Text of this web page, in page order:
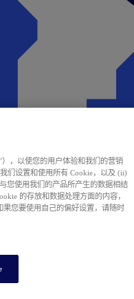
），以使您的用户体验和我们的营销
们设置和使用所有 Cookie，以及 (ii)
您使用我们的产品所产生的数据相结
的存放和数据处理方面的内容，
果您要使用自己的偏好设置，请随时